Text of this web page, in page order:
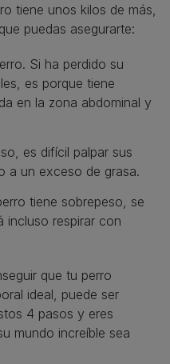
tiene unos kilos de más,
puedas asegurarte:
Si ha perdido su
es porque tiene
en la zona abdominal y
es difícil palpar sus
a un exceso de grasa.
tiene sobrepeso, se
incluso respirar con
que tu perro
ideal, puede ser
4 pasos y eres
mundo increíble sea